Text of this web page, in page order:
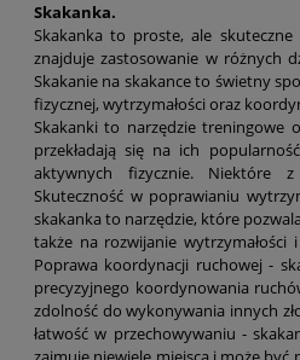
Skakanka.
Skakanka to proste, ale
znajduje zastosowanie w różnych
Skakanie na skakance to świetny
fizycznej, wytrzymałości oraz
Skakanki to narzędzie treningowe
przekładają się na ich
aktywnych fizycznie. Niektóre z
Skuteczność w poprawianiu
skakanka to narzędzie, które
także na rozwijanie
Poprawa koordynacji ruchowej -
precyzyjnego koordynowania
zdolność do wykonywania innych
łatwość w przechowywaniu -